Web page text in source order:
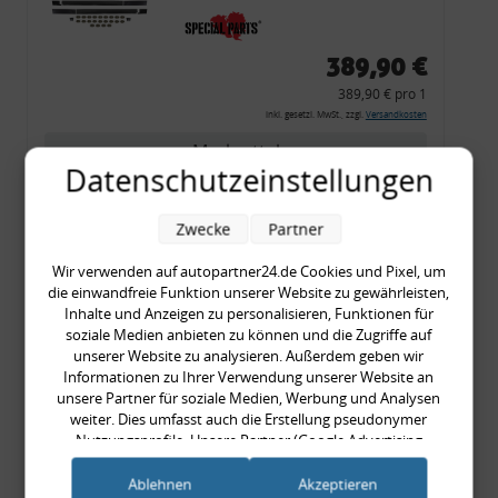
80 Cabrio, Coupe, S2, (6x
Zierleiste, 2x Kappe,
Montagewerkzeug)
389,90 €
389,90 € pro 1
inkl. gesetzl. MwSt., zzgl. Versandkosten
Merkzettel
Zum Artikel
Universal-
Reparaturrohr
Katalysator, 45/49 x 200
20,90 €
20,90 € pro 1
Datenschutzeinstellungen
Wir verwenden auf autopartner24.de Cookies und Pixel, um
die einwandfreie Funktion unserer Website zu gewährleisten,
Inhalte und Anzeigen zu personalisieren, Funktionen für
soziale Medien anbieten zu können und die Zugriffe auf
unserer Website zu analysieren. Außerdem geben wir
Informationen zu Ihrer Verwendung unserer Website an
unsere Partner für soziale Medien, Werbung und Analysen
weiter. Dies umfasst auch die Erstellung pseudonymer
Nutzungsprofile. Unsere Partner (Google Advertising
Products) führen diese Informationen möglicherweise mit
weiteren Daten zusammen, die Sie ihnen bereitgestellt haben
Zwecke Partner
Ablehnen Akzeptieren